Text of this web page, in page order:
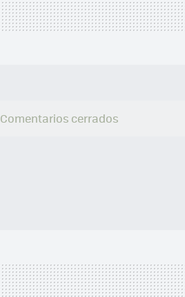
Comentarios cerrados